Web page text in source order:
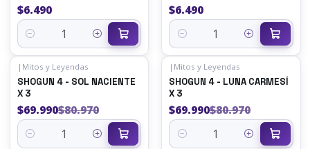
$6.490
Quantity
$6.490
Quantity
-14%OFF
| Mitos y Leyendas
SHOGUN 4 - SOL NACIENTE
X 3
$69.990$80.970
Quantity
-14%OFF
| Mitos y Leyendas
SHOGUN 4 - LUNA CARMESÍ
X 3
$69.990$80.970
Quantity